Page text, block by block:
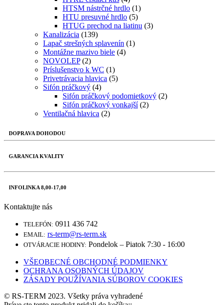
HTSM nástrčné hrdlo (1)
HTU presuvné hrdlo (5)
HTUG prechod na liatinu (3)
Kanalizácia (139)
Lapač strešných splavenín (1)
Montážne mazivo biele (4)
NOVOLEP (2)
Príslušenstvo k WC (1)
Privetrávacia hlavica (5)
Sifón práčkový (4)
Sifón práčkový podomietkový (2)
Sifón práčkový vonkajší (2)
Ventilačná hlavica (2)
DOPRAVA DOHODOU
GARANCIA KVALITY
INFOLINKA 8,00-17,00
Kontaktujte nás
TELEFÓN: 0911 436 742
EMAIL: rs-term@rs-term.sk
OTVÁRACIE HODINY: Pondelok – Piatok 7:30 - 16:00
VŠEOBECNÉ OBCHODNÉ PODMIENKY
OCHRANA OSOBNÝCH ÚDAJOV
ZÁSADY POUŽÍVANIA SÚBOROV COOKIES
© RS-TERM 2023. Všetky práva vyhradené